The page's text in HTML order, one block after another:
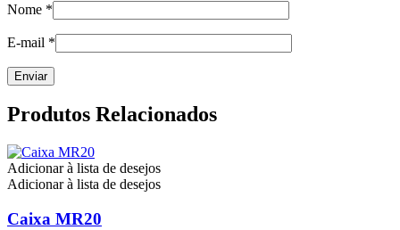
Nome *
E-mail *
Produtos Relacionados
Adicionar à lista de desejos
Adicionar à lista de desejos
Caixa MR20